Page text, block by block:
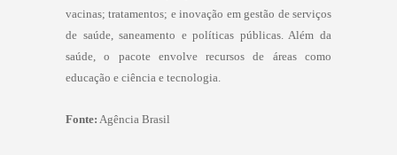
vacinas; tratamentos; e inovação em gestão de serviços
de saúde, saneamento e políticas públicas. Além da
saúde, o pacote envolve recursos de áreas como
educação e ciência e tecnologia.
Fonte: Agência Brasil